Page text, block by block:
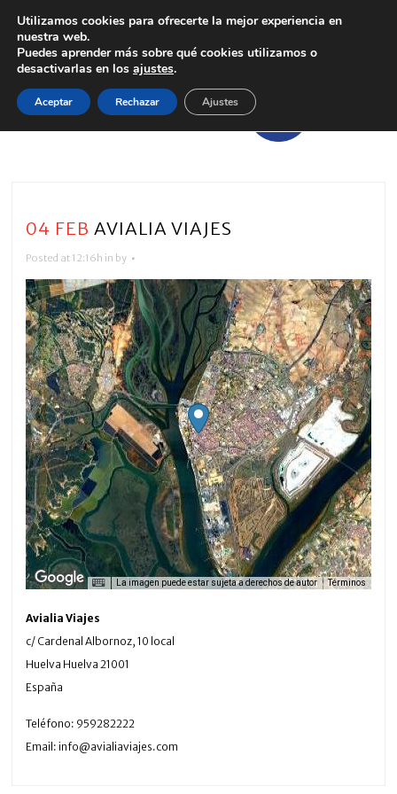
04 FEB AVIALIA VIAJES
Posted at 12:16h in by
La imagen puede estar sujeta a derechos de autor Términos
Avialia Viajes
c/ Cardenal Albornoz, 10 local
Huelva Huelva21001
España
Teléfono: 959282222
Email:info@avialiaviajes.com
Utilizamos cookies para ofrecerte la mejor experiencia en
nuestra web.
Puedes aprender más sobre qué cookies utilizamos o
desactivarlas en los ajustes.
Aceptar Rechazar Ajustes